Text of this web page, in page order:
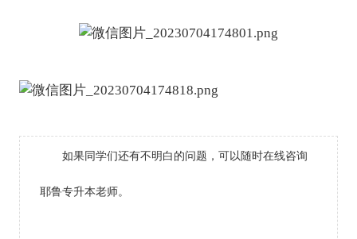
如果同学们还有不明白的问题，可以随时在线咨询
耶鲁专升本老师。